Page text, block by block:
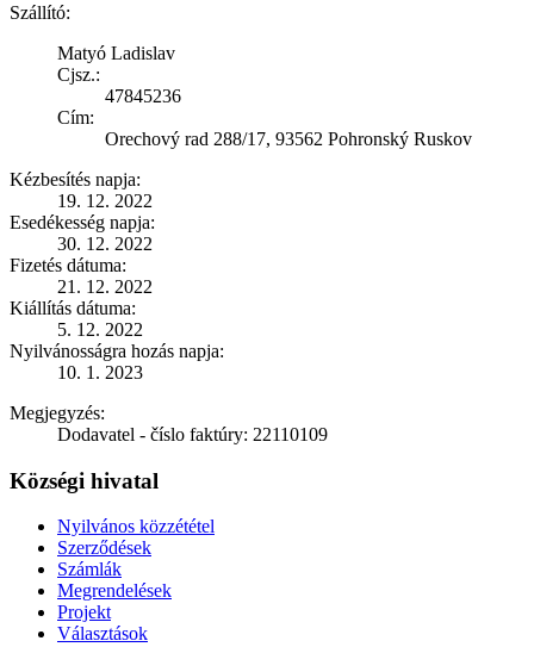
Szállító:
Matyó Ladislav
Cjsz.:
47845236
Cím:
Orechový rad 288/17, 93562 Pohronský Ruskov
Kézbesítés napja:
19. 12. 2022
Esedékesség napja:
30. 12. 2022
Fizetés dátuma:
21. 12. 2022
Kiállítás dátuma:
5. 12. 2022
Nyilvánosságra hozás napja:
10. 1. 2023
Megjegyzés:
Dodavatel - číslo faktúry: 22110109
Községi hivatal
Nyilvános közzététel
Szerződések
Számlák
Megrendelések
Projekt
Választások